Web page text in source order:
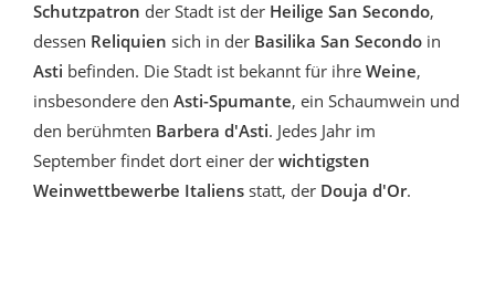
Schutzpatron der Stadt ist der Heilige San Secondo,
dessen Reliquien sich in der Basilika San Secondo in
Asti befinden. Die Stadt ist bekannt für ihre Weine,
insbesondere den Asti-Spumante, ein Schaumwein und
den berühmten Barbera d'Asti. Jedes Jahr im
September findet dort einer der wichtigsten
Weinwettbewerbe Italiens statt, der Douja d'Or.